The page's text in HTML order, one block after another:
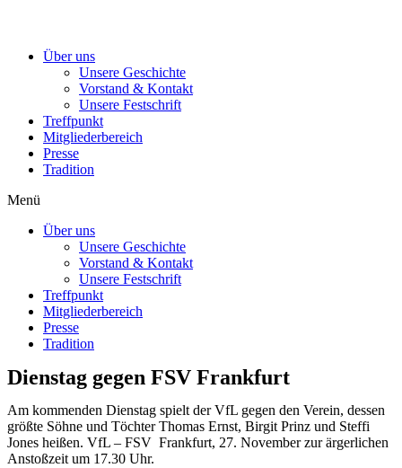
Über uns
Unsere Geschichte
Vorstand & Kontakt
Unsere Festschrift
Treffpunkt
Mitgliederbereich
Presse
Tradition
Menü
Über uns
Unsere Geschichte
Vorstand & Kontakt
Unsere Festschrift
Treffpunkt
Mitgliederbereich
Presse
Tradition
Dienstag gegen FSV Frankfurt
Am kommenden Dienstag spielt der VfL gegen den Verein, dessen
größte Söhne und Töchter Thomas Ernst, Birgit Prinz und Steffi
Jones heißen. VfL – FSV Frankfurt, 27. November zur ärgerlichen
Anstoßzeit um 17.30 Uhr.